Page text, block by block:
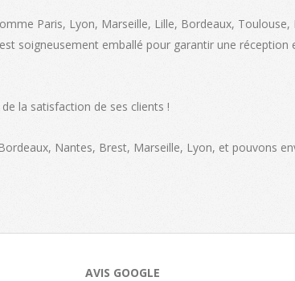
Paris, Lyon, Marseille, Lille, Bordeaux, Toulouse,
soigneusement emballé pour garantir une réception
la satisfaction de ses clients !
Nantes, Brest, Marseille, Lyon, et pouvons
AVIS GOOGLE